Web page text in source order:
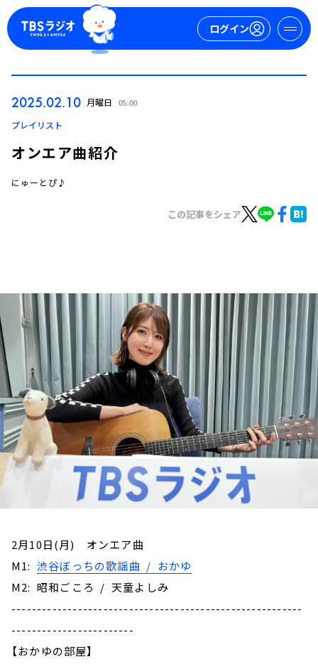
ログイン
トピックス
TBS Podcast
お知らせ
イベント・グッズ
YouTube
会社情報
2025.02.10 月曜日 05:00
プレイリスト
オンエア曲紹介
にゅーとぴ♪
この記事をシェア
2月10日(月) オンエア曲
M1: 渋谷ぼっちの歌謡曲 / おかゆ
M2: 昭和ごころ / 天童よしみ
---------------------------------------------------------
------------------------
【おかゆの部屋】